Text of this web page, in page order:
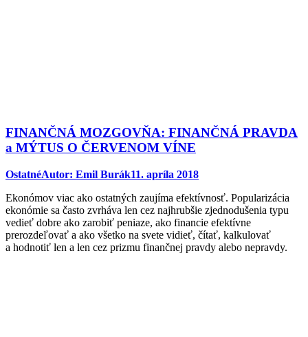
FINANČNÁ MOZGOVŇA: FINANČNÁ PRAVDA
a MÝTUS O ČERVENOM VÍNE
OstatnéAutor: Emil Burák11. apríla 2018
Ekonómov viac ako ostatných zaujíma efektívnosť. Popularizácia
ekonómie sa často zvrháva len cez najhrubšie zjednodušenia typu
vedieť dobre ako zarobiť peniaze, ako financie efektívne
prerozdeľovať a ako všetko na svete vidieť, čítať, kalkulovať
a hodnotiť len a len cez prizmu finančnej pravdy alebo nepravdy.